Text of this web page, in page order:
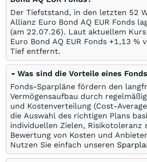
Der Tiefststand, in den letzten 52
Allianz Euro Bond AQ EUR Fonds
(am 22.07.26). Laut aktuellem
Euro Bond AQ EUR Fonds +1,13 %
Tief entfernt.
Was sind die Vorteile eines
Fonds-Sparpläne fördern den
Vermögensaufbau durch
und Kostenverteilung (Cost-
die Auswahl des richtigen Plans
individuellen Zielen, Risikotoleranz
Bewertung von Kosten und
Nutzen Sie einfach unseren